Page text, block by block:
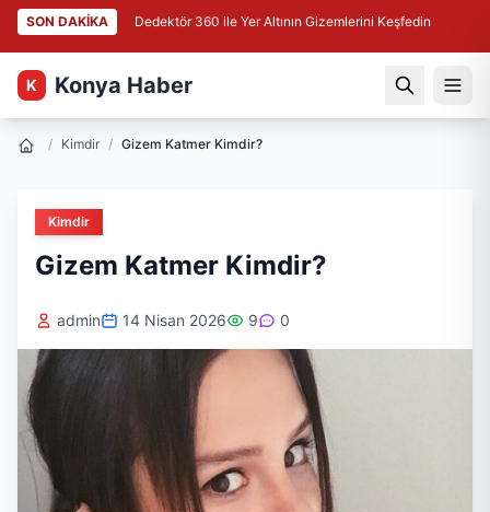
SON DAKİKA Dedektör 360 ile Yer Altının Gizemlerini Keşfedin
K Konya Haber
/ Kimdir / Gizem Katmer Kimdir?
Kimdir
Gizem Katmer Kimdir?
admin 14 Nisan 2026 9 0